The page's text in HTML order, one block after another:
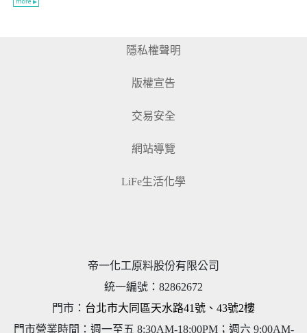
隱私權聲明
版權宣告
交易安全
網站導覽
LiFe生活化學
帝一化工原料股份有限公司
統一編號 ： 82862672
門市： 台北市大同區天水路41號、43號2樓
門市營業時間：週一至五 8:30AM-18:00PM；週六 9:00AM-